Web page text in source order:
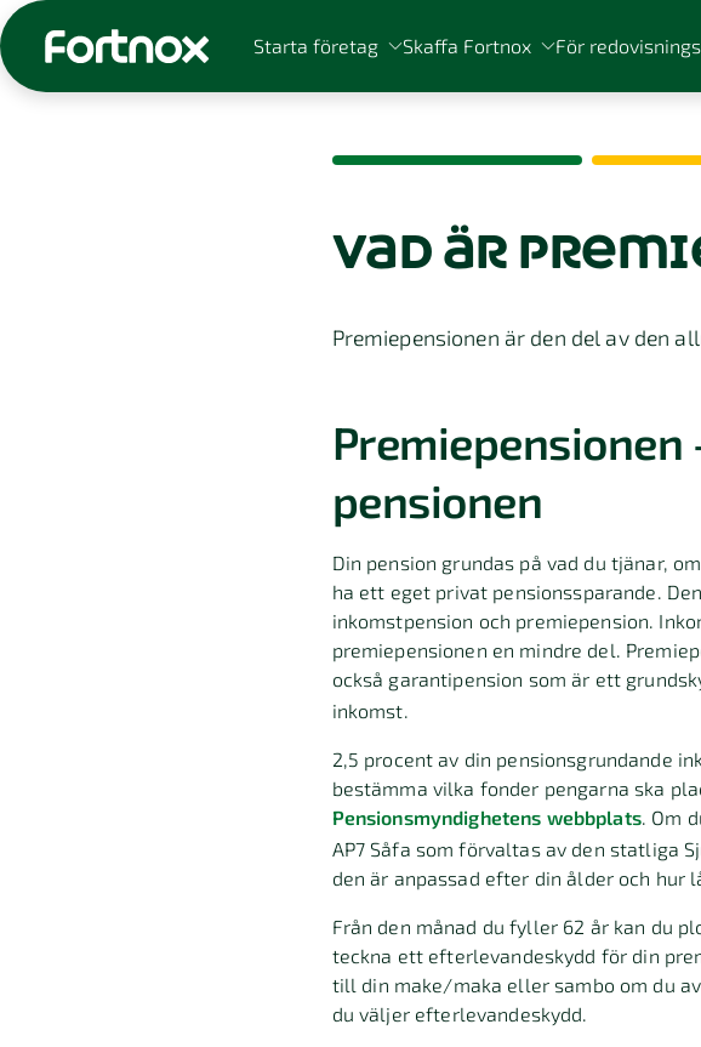
Starta företag Skaffa Fortnox För
vad är
Premiepensionen är den del av den
Premiepensionen
pensionen
Din pension grundas på vad du tjänar,
ha ett eget privat pensionssparande.
inkomstpension och premiepension.
premiepensionen en mindre del.
också garantipension som är ett
inkomst.
2,5 procent av din pensionsgrundande
bestämma vilka fonder pengarna ska
Pensionsmyndighetens webbplats. Om
AP7 Såfa som förvaltas av den statliga
den är anpassad efter din ålder och hur
Från den månad du fyller 62 år kan du
teckna ett efterlevandeskydd för din
till din make/maka eller sambo om du
du väljer efterlevandeskydd.